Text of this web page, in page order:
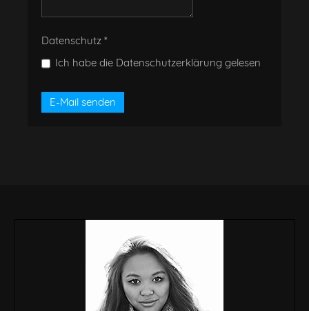
Datenschutz *
Ich habe die Datenschutzerklärung gelesen
E-Mail senden